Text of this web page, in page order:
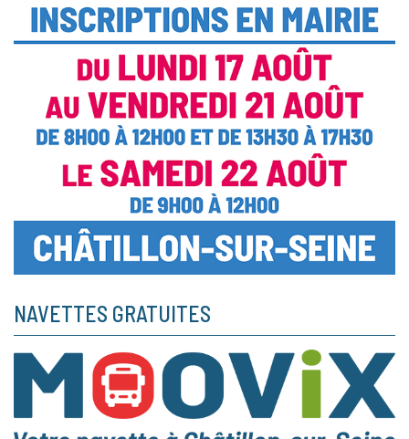
NAVETTES GRATUITES